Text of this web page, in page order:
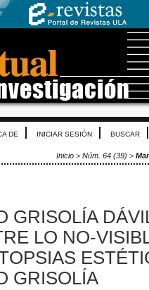
DE INICIAR SESIÓN BUSCAR
Inicio > Núm. 64 (39) >
GRISOLÍA
LO NO-
GRISOLÍA